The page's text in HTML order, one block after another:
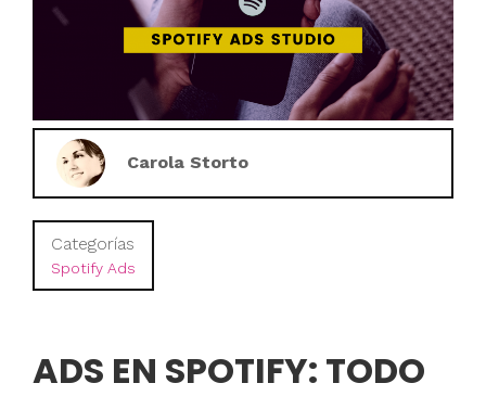
Carola Storto
Categorías
Spotify Ads
ADS EN SPOTIFY: TODO